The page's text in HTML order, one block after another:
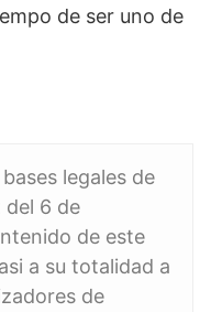
de ser uno de
legales de
del 6 de
de este
a su totalidad a
de